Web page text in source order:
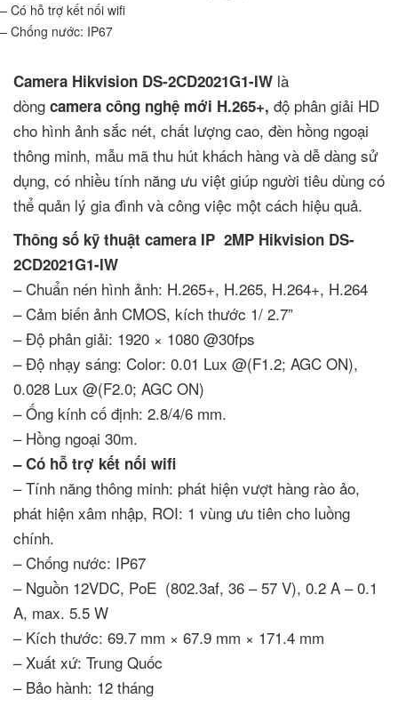
– Có hỗ trợ kết nối wifi
– Chống nước: IP67
Camera Hikvision DS-2CD2021G1-IW là
dòng camera công nghệ mới H.265+, độ phân giải HD
cho hình ảnh sắc nét, chất lượng cao, đèn hồng ngoại
thông minh, mẫu mã thu hút khách hàng và dễ dàng sử
dụng, có nhiều tính năng ưu việt giúp người tiêu dùng có
thể quản lý gia đình và công việc một cách hiệu quả.
Thông số kỹ thuật camera IP 2MP Hikvision DS-
2CD2021G1-IW
– Chuẩn nén hình ảnh: H.265+, H.265, H.264+, H.264
– Cảm biến ảnh CMOS, kích thước 1/ 2.7”
– Độ phân giải: 1920 × 1080 @30fps
– Độ nhạy sáng: Color: 0.01 Lux @(F1.2; AGC ON),
0.028 Lux @(F2.0; AGC ON)
– Ống kính cố định: 2.8/4/6 mm.
– Hồng ngoại 30m.
– Có hỗ trợ kết nối wifi
– Tính năng thông minh: phát hiện vượt hàng rào ảo,
phát hiện xâm nhập, ROI: 1 vùng ưu tiên cho luồng
chính.
– Chống nước: IP67
– Nguồn 12VDC, PoE (802.3af, 36 – 57 V), 0.2 A – 0.1
A, max. 5.5 W
– Kích thước: 69.7 mm × 67.9 mm × 171.4 mm
– Xuất xứ: Trung Quốc
– Bảo hành: 12 tháng